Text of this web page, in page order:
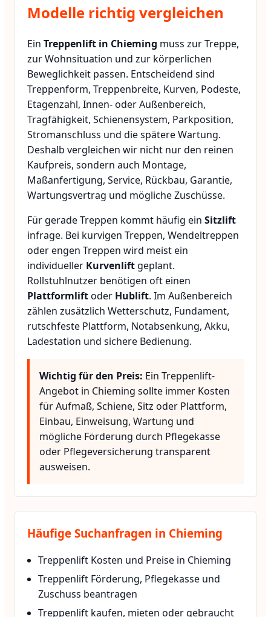
Modelle richtig vergleichen
Ein Treppenlift in Chieming muss zur Treppe,
zur Wohnsituation und zur körperlichen
Beweglichkeit passen. Entscheidend sind
Treppenform, Treppenbreite, Kurven, Podeste,
Etagenzahl, Innen- oder Außenbereich,
Tragfähigkeit, Schienensystem, Parkposition,
Stromanschluss und die spätere Wartung.
Deshalb vergleichen wir nicht nur den reinen
Kaufpreis, sondern auch Montage,
Maßanfertigung, Service, Rückbau, Garantie,
Wartungsvertrag und mögliche Zuschüsse.
Für gerade Treppen kommt häufig ein Sitzlift
infrage. Bei kurvigen Treppen, Wendeltreppen
oder engen Treppen wird meist ein
individueller Kurvenlift geplant.
Rollstuhlnutzer benötigen oft einen
Plattformliftoder Hublift. Im Außenbereich
zählen zusätzlich Wetterschutz, Fundament,
rutschfeste Plattform, Notabsenkung, Akku,
Ladestation und sichere Bedienung.
Wichtig für den Preis: Ein Treppenlift-
Angebot in Chieming sollte immer Kosten
für Aufmaß, Schiene, Sitz oder Plattform,
Einbau, Einweisung, Wartung und
mögliche Förderung durch Pflegekasse
oder Pflegeversicherung transparent
ausweisen.
Häufige Suchanfragen in Chieming
Treppenlift Kosten und Preise in Chieming
Treppenlift Förderung, Pflegekasse und
Zuschuss beantragen
Treppenlift kaufen, mieten oder gebraucht